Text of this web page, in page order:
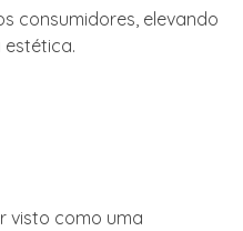
consumidores, elevando
visto como uma